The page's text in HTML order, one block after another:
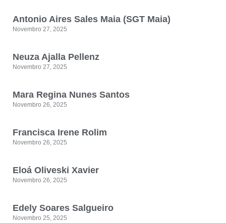
Antonio Aires Sales Maia (SGT Maia)
Novembro 27, 2025
Neuza Ajalla Pellenz
Novembro 27, 2025
Mara Regina Nunes Santos
Novembro 26, 2025
Francisca Irene Rolim
Novembro 26, 2025
Eloá Oliveski Xavier
Novembro 26, 2025
Edely Soares Salgueiro
Novembro 25, 2025